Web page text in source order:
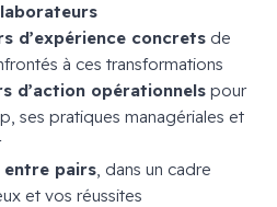
d’expérience concrets de
à ces transformations
d’action opérationnels pour
ses pratiques managériales et
entre pairs, dans un cadre
et vos réussites